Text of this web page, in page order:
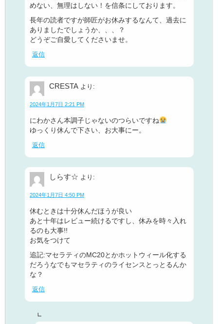
めない、無理はしない！を信条にしております。
長年の読者ですが師匠がお休みするなんて、過去に
ありましたでしょうか、、、？
どうぞご自愛してくださいませ。
返信
CRESTA より:
2024年1月7日 2:21 PM
にわかさん本調子じゃないのつらいですね
ゆっくり休んで下さい、お大事にー。
返信
しらす☆ より:
2024年1月7日 4:50 PM
休むときは十分休んだほうが良い
あと十年はレビュー続けるですし、休みを時々入れ
るのも大事!!
お気をつけて
追記:マセラティのMC20とかホットウィール化する
だろうなでもマセラティのライセンスとっとるんか
な？
返信